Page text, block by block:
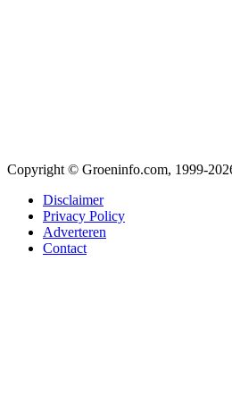
Copyright © Groeninfo.com, 1999-
Disclaimer
Privacy Policy
Adverteren
Contact